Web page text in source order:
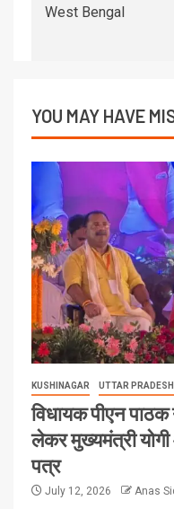
West Bengal
YOU MAY HAVE
KUSHINAGAR UTTAR PRADESH
विधायक पीएन
लेकर मुख्यमंत्री योगी
पत्र
July 12, 2026 Anas